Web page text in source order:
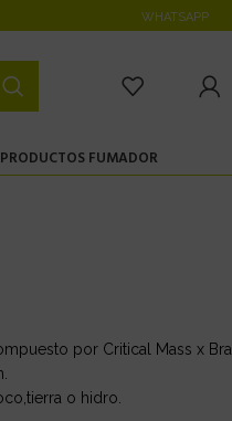
WHATSAPP
PRODUCTOS FUMADOR
por Critical Mass x
o hidro.